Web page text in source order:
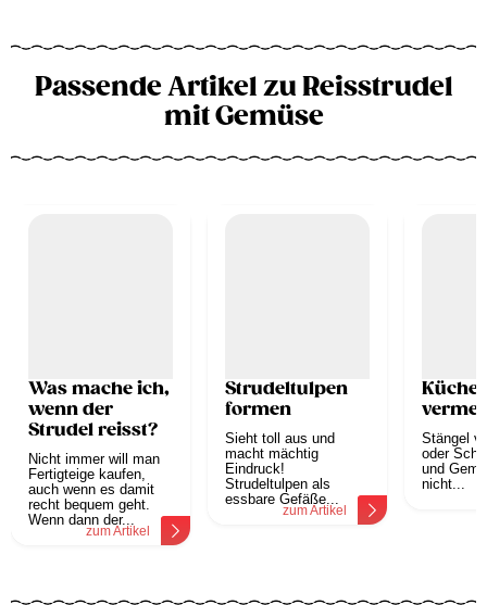
Passende Artikel zu Reisstrudel
mit Gemüse
Was mache ich,
wenn der
Strudel reisst?
Nicht immer will man
Fertigteige kaufen,
auch wenn es damit
recht bequem geht.
Wenn dann der...
zum Artikel
Strudeltulpen
formen
Sieht toll aus und
macht mächtig
Eindruck!
Strudeltulpen als
essbare Gefäße...
zum Artikel
Stängel
oder
und
nicht...